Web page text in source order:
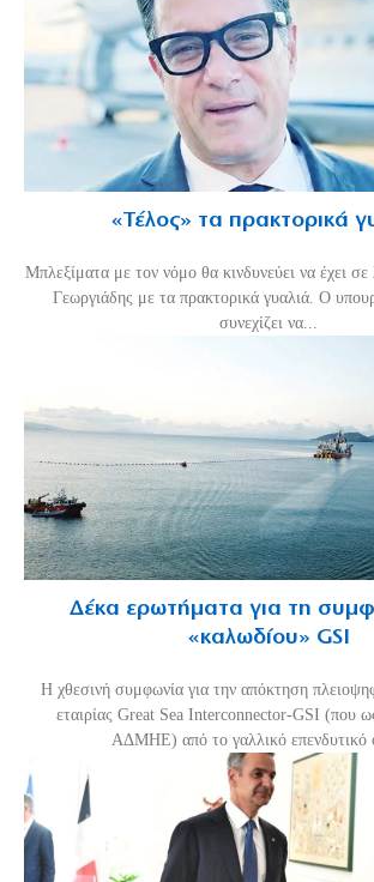
«Τέλος» τα πρακτορικά
Μπλεξίματα με τον νόμο θα κινδυνεύει να έχει σε
Γεωργιάδης με τα πρακτορικά γυαλιά. Ο
συνεχίζει να...
Δέκα ερωτήματα για τη
«καλωδίου» GSI
Η χθεσινή συμφωνία για την απόκτηση
εταιρίας Great Sea Interconnector-GSI (που
ΑΔΜΗΕ) από το γαλλικό επενδυτικό